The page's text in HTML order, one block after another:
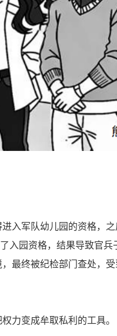
入军队幼儿园的资格，之
入园资格，结果导致官
最终被纪检部门查处，受
力变成牟取私利的工具。